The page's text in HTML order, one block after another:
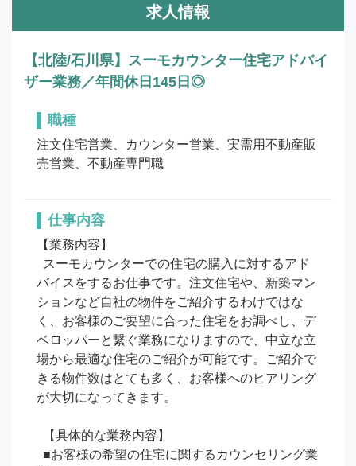
求人情報
【北陸/石川県】スーモカウンター住宅アドバイ
ザー業務／年間休日145日◎
職種
注文住宅営業、カウンター営業、実需用不動産販
売営業、不動産専門職
仕事内容
【業務内容】
バイスをするお仕事です。注文住宅や、新築マン
ションなど自社の物件をご紹介するわけではな
く、お客様のご要望に合った住宅をお調べし、デ
ベロッパーと繋ぐ業務になりますので、中立な立
場から最適な住宅のご紹介が可能です。ご紹介で
きる物件数はとても多く、お客様へのヒアリング
が大切になってきます。